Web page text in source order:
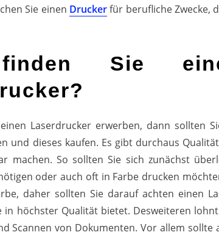
Sie einen Druckerfür berufliche Zwecke,
Sie
Laserdrucker erwerben, dann sollten
und dieses kaufen. Es gibt durchaus
machen. So sollten Sie sich zunächst
oder auch oft in Farbe drucken
daher sollten Sie darauf achten einen
in höchster Qualität bietet. Desweiteren
Scannen von Dokumenten. Vor allem